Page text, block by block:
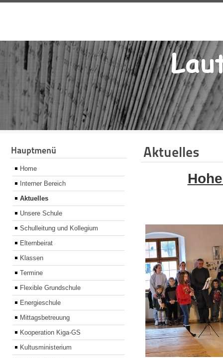
Hauptmenü
Home
Interner Bereich
Aktuelles
Unsere Schule
Schulleitung und Kollegium
Elternbeirat
Klassen
Termine
Flexible Grundschule
Energieschule
Mittagsbetreuung
Kooperation Kiga-GS
Kultusministerium
Aktuelles